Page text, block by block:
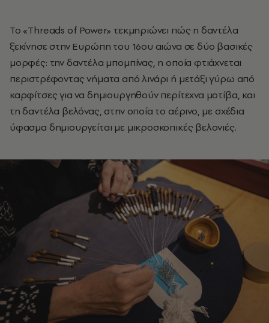
Το «Threads of Power» τεκμηριώνει πώς η δαντέλα
ξεκίνησε στην Ευρώπη του 16ου αιώνα σε δύο βασικές
μορφές: την δαντέλα μπομπίνας, η οποία φτιάχνεται
περιστρέφοντας νήματα από λινάρι ή μετάξι γύρω από
καρφίτσες για να δημιουργηθούν περίτεχνα μοτίβα, και
τη δαντέλα βελόνας, στην οποία το αέρινο, με σχέδια
ύφασμα δημιουργείται με μικροσκοπικές βελονιές.